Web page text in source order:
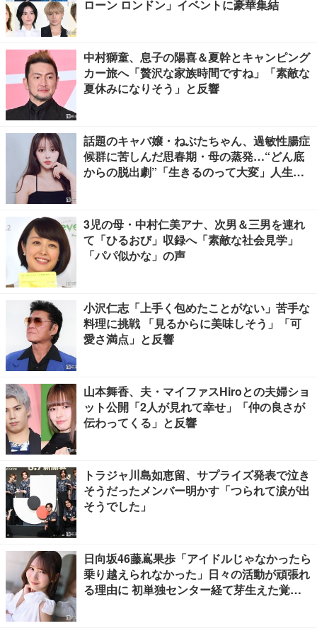
ローン ロンドン」イベントに豪華集結
中村獅童、息子の陽喜＆夏幹とキャンピング
カー旅へ「贅沢な家族時間ですね」「素敵な
夏休みになりそう」と反響
話題のキャバ嬢・ねぶたちゃん、過敏性腸症
候群に苦しんだ思春期・母の蒸発…“どん底
からの脱出劇”「生きるのって大変」人生変
3児の母・中村仁美アナ、次男＆三男を連れ
て「ひるおび」収録へ「素敵な社会見学」
「パパ似かな」の声
小沢仁志「上手く包めたことがない」苦手な
料理に挑戦 「見るからに美味しそう」「可
愛さ満点」と反響
山本舞香、夫・マイファスHiroとの夫婦ショ
ット公開「2人が見れて幸せ」「仲の良さが
伝わってくる」と反響
トラジャ川島如恵留、サプライズ発表で泣き
そうだったメンバー明かす「つられて涙が出
そうでした」
日向坂46藤嶌果歩「アイドルじゃなかったら
乗り越えられなかった」日々の活動が頑張れ
る理由に 初単独センター経て芽生えた覚悟